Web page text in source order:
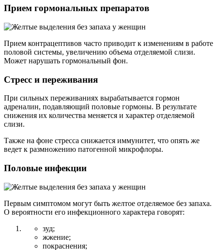
Прием гормональных препаратов
Прием контрацептивов часто приводит к изменениям в работе
половой системы, увеличению объема отделяемой слизи.
Может нарушать гормональный фон.
Стресс и переживания
При сильных переживаниях вырабатывается гормон
адреналин, подавляющий половые гормоны. В результате
снижения их количества меняется и характер отделяемой
слизи.
Также на фоне стресса снижается иммунитет, что опять же
ведет к размножению патогенной микрофлоры.
Половые инфекции
Первым симптомом могут быть желтое отделяемое без запаха.
О вероятности его инфекционного характера говорят:
зуд;
жжение;
покраснения;